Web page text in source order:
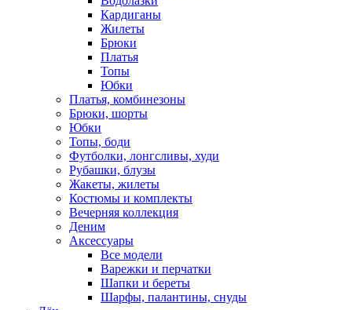
Кардиганы
Жилеты
Брюки
Платья
Топы
Юбки
Платья, комбинезоны
Брюки, шорты
Юбки
Топы, боди
Футболки, лонгсливы, худи
Рубашки, блузы
Жакеты, жилеты
Костюмы и комплекты
Вечерняя коллекция
Деним
Аксессуары
Все модели
Варежки и перчатки
Шапки и береты
Шарфы, палантины, снуды